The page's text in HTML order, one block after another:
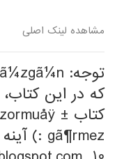
مشاهده لینک اصلی
که در این